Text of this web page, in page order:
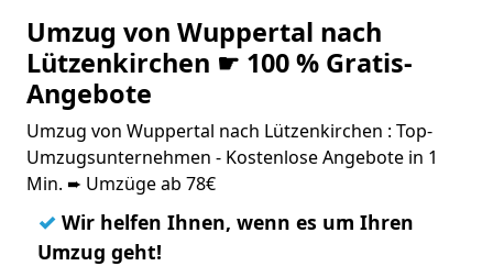
Umzug von Wuppertal nach
Lützenkirchen ☛ 100 % Gratis-
Angebote
Umzug von Wuppertal nach Lützenkirchen : Top-
Umzugsunternehmen - Kostenlose Angebote in 1
Min. ➨ Umzüge ab 78€
✓ Wir helfen Ihnen, wenn es um Ihren
Umzug geht!